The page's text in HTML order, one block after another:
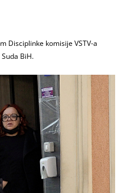
Disciplinke komisije VSTV-a
BiH.